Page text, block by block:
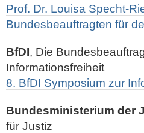
Prof. Dr. Louisa Specht-
Bundesbeauftragten für
BfDI, Die
Informationsfreiheit
8. BfDI Symposium zur
Bundesministerium der
für Justiz